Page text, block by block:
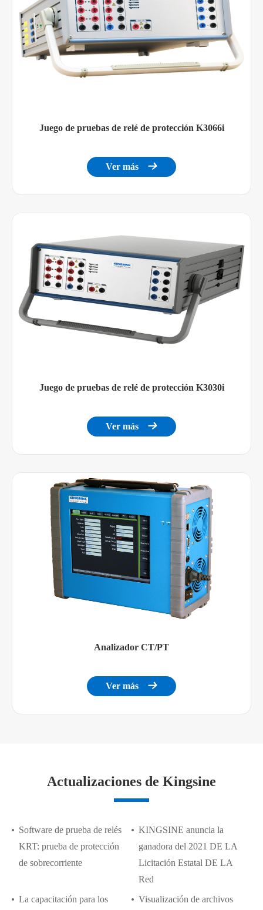
Juego de pruebas de relé de protección K3066i
Ver más 
Juego de pruebas de relé de protección K3030i
Ver más 
Analizador CT/PT
Ver más 
Actualizaciones de Kingsine
Software de prueba de relés
KRT: prueba de protección
de sobrecorriente
KINGSINE anuncia la
ganadora del 2021 DE LA
Licitación Estatal DE LA
Red
La capacitación para los
Visualización de archivos